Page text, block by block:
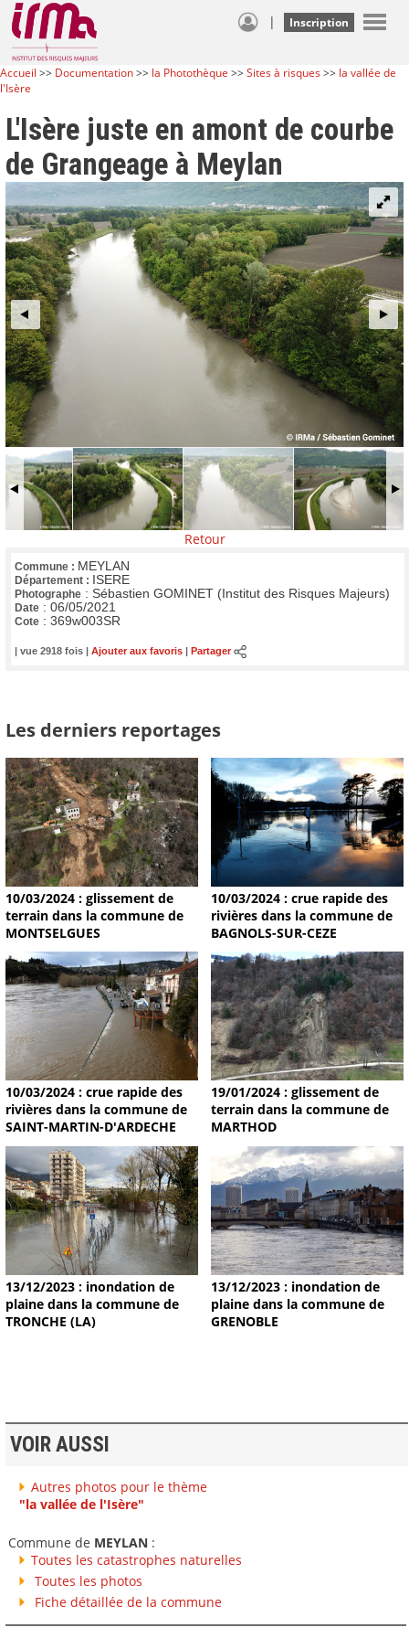
| Inscription
Accueil >> Documentation>> la Photothèque >>Sites à risques>> la vallée de
l'Isère
L'Isère juste en amont de courbe
de Grangeage à Meylan
Retour
Commune : MEYLAN
Département : ISERE
Photographe : Sébastien GOMINET (Institut des Risques Majeurs)
Date : 06/05/2021
Cote : 369w003SR
| vue 2918 fois | Ajouter aux favoris Partager
Les derniers reportages
10/03/2024 : glissement de
terrain dans la commune de
MONTSELGUES
10/03/2024 : crue rapide des
rivières dans la commune de
BAGNOLS-SUR-CEZE
10/03/2024 : crue rapide des
rivières dans la commune de
SAINT-MARTIN-D'ARDECHE
19/01/2024 : glissement de
terrain dans la commune de
MARTHOD
13/12/2023 : inondation de
plaine dans la commune de
TRONCHE (LA)
13/12/2023 : inondation de
plaine dans la commune de
GRENOBLE
VOIR AUSSI
Autres photos pour le thème
"la vallée de l'Isère"
Commune de MEYLAN:
Toutes les catastrophes naturelles
Toutes les photos
Fiche détaillée de la commune